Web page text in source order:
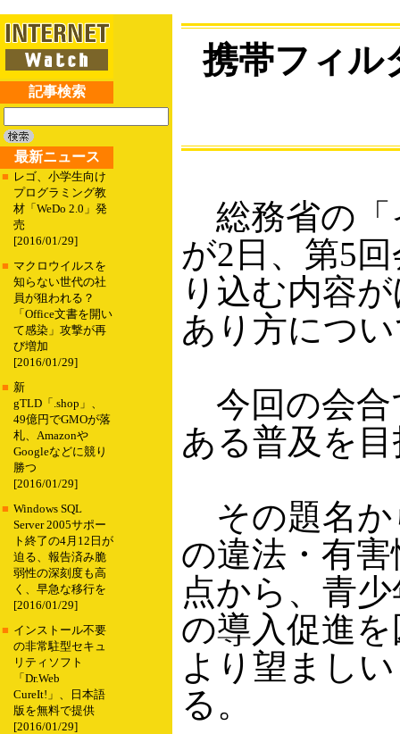
記事検索
最新ニュース
■ レゴ、小学生向け
プログラミング教
材「WeDo 2.0」発
売
[2016/01/29]
■ マクロウイルスを
知らない世代の社
員が狙われる？
「Office文書を開い
て感染」攻撃が再
び増加
[2016/01/29]
■ 新
gTLD「.shop」、
49億円でGMOが落
札、Amazonや
Googleなどに競り
勝つ
[2016/01/29]
■ Windows SQL
Server 2005サポー
ト終了の4月12日が
迫る、報告済み脆
弱性の深刻度も高
く、早急な移行を
[2016/01/29]
■ インストール不要
の非常駐型セキュ
リティソフト
「Dr.Web
CureIt!」、日本語
版を無料で提供
[2016/01/29]
携帯フィル
総務省の「
が2日、第5
り込む内容
あり方につ
今回の会合
ある普及を
その題名か
の違法・有
点から、青
の導入促進
より望まし
る。